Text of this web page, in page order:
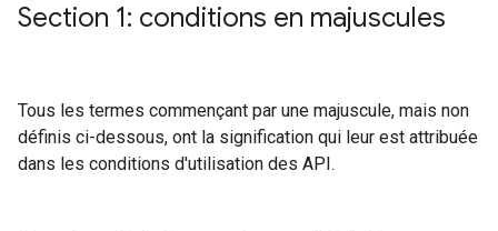
Section 1: conditions en majuscules
Tous les termes commençant par une majuscule, mais non
définis ci-dessous, ont la signification qui leur est attribuée
dans les conditions d'utilisation des API.